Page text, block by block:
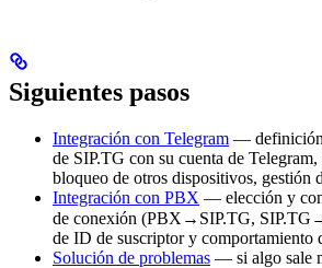
Siguientes pasos
Integración con Telegram — definición
de SIP.TG con su cuenta de
bloqueo de otros dispositivos, gestión
Integración con PBX — elección y
de conexión (PBX→SIP.TG,
de ID de suscriptor y comportamiento
Solución de problemas — si algo sale